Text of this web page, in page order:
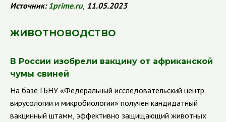
Источник: 1prime.ru, 11.05.2023
ЖИВОТНОВОДСТВО
В России изобрели вакцину от африканской
чумы свиней
На базе ГБНУ «Федеральный исследовательский центр
вирусологии и микробиологии» получен кандидатный
вакцинный штамм, эффективно защищающий животных